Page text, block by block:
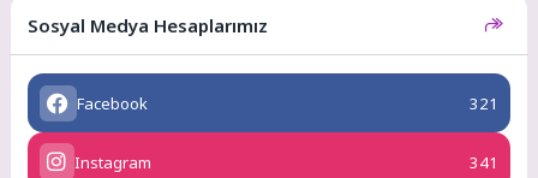
Sosyal Medya Hesaplarımız
Facebook 321
Instagram 341